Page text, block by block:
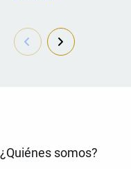
¿Quiénes somos?